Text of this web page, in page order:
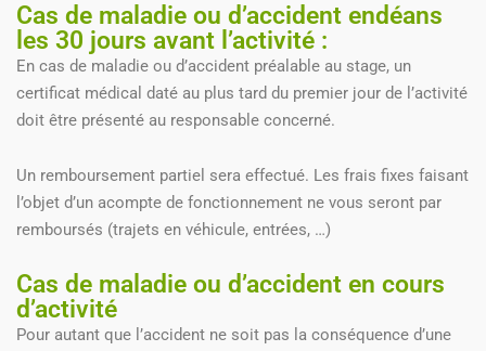
Cas de maladie ou d’accident endéans
les 30 jours avant l’activité :
En cas de maladie ou d’accident préalable au stage, un
certificat médical daté au plus tard du premier jour de l’activité
doit être présenté au responsable concerné.
Un remboursement partiel sera effectué. Les frais fixes faisant
l’objet d’un acompte de fonctionnement ne vous seront par
remboursés (trajets en véhicule, entrées, …)
Cas de maladie ou d’accident en cours
d’activité
Pour autant que l’accident ne soit pas la conséquence d’une